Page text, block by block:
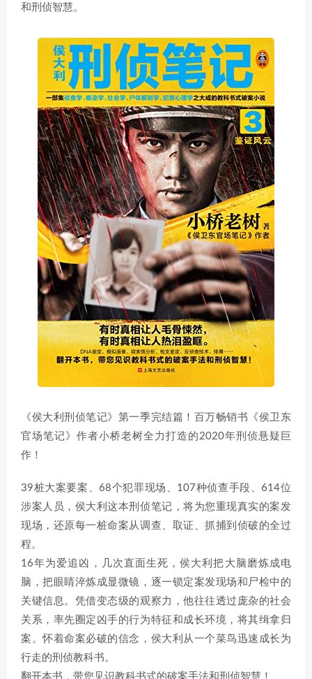
和刑侦智慧。
《侯大利刑侦笔记》第一季完结篇！百万畅销书《侯卫东
官场笔记》作者小桥老树全力打造的2020年刑侦悬疑巨
作！
39桩大案要案、68个犯罪现场、107种侦查手段、614位
涉案人员，侯大利这本刑侦笔记，将为您重现真实的案发
现场，还原每一桩命案从调查、取证、抓捕到侦破的全过
程。
16年为爱追凶，几次直面生死，侯大利把大脑磨炼成电
脑，把眼睛淬炼成显微镜，逐一锁定案发现场和尸检中的
关键信息。凭借变态级的观察力，他往往透过庞杂的社会
关系，率先圈定凶手的行为特征和成长环境，将其缉拿归
案。怀着命案必破的信念，侯大利从一个菜鸟迅速成长为
行走的刑侦教科书。
翻开本书，带您见识教科书式的破案手法和刑侦智慧！